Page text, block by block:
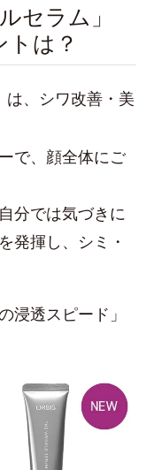
セラム」
は？
は、シワ改善・美
で、顔全体にご
分では気づきに
発揮し、シミ・
透スピード」